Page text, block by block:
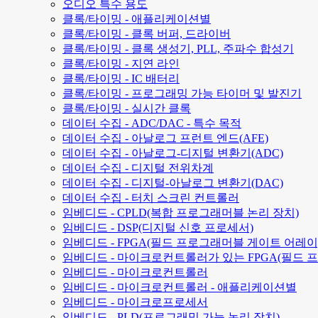
오디오 특수 용도
클록/타이밍 - 애플리케이션별
클록/타이밍 - 클록 버퍼, 드라이버
클록/타이밍 - 클록 생성기, PLL, 주파수 합성기
클록/타이밍 - 지연 라인
클록/타이밍 - IC 배터리
클록/타이밍 - 프로그래밍 가능 타이머 및 발진기
클록/타이밍 - 실시간 클록
데이터 수집 - ADC/DAC - 특수 목적
데이터 수집 - 아날로그 프런트 엔드(AFE)
데이터 수집 - 아날로그-디지털 변환기(ADC)
데이터 수집 - 디지털 전위차계
데이터 수집 - 디지털-아날로그 변환기(DAC)
데이터 수집 - 터치 스크린 컨트롤러
임베디드 - CPLD(복합 프로그래머블 논리 장치)
임베디드 - DSP(디지털 신호 프로세서)
임베디드 - FPGA(필드 프로그래머블 게이트 어레
임베디드 - 마이크로컨트롤러가 있는 FPGA(필드
임베디드 - 마이크로컨트롤러
임베디드 - 마이크로컨트롤러 - 애플리케이션별
임베디드 - 마이크로프로세서